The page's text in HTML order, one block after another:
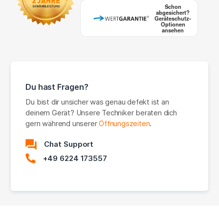
Schon
abgesichert?
Geräteschutz-
Optionen
ansehen
Du hast Fragen?
Du bist dir unsicher was genau defekt ist an
deinem Gerät? Unsere Techniker beraten dich
gern während unsererÖffnungszeiten.
Chat Support
+49 6224 173557